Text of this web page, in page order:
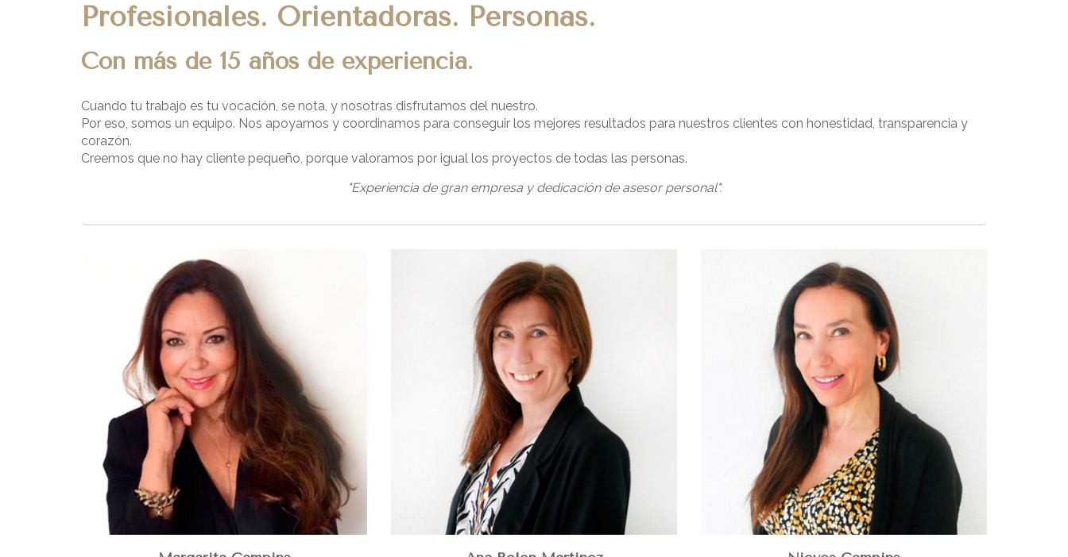
Profesionales. Orientadoras. Personas.
Con más de 15 años de experiencia.
Cuando tu trabajo es tu vocación, se nota, y nosotras disfrutamos del nuestro.
Por eso, somos un equipo. Nos apoyamos y coordinamos para conseguir los mejores resultados para nuestros clientes con honestidad, transparencia y
corazón.
Creemos que no hay cliente pequeño, porque valoramos por igual los proyectos de todas las personas.
"Experiencia de gran empresa y dedicación de asesor personal".